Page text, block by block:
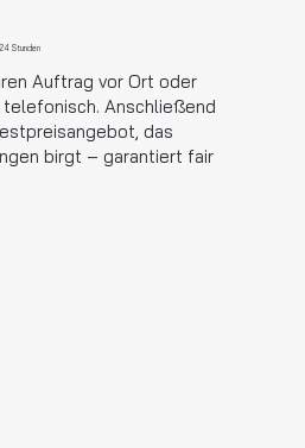
Stunden
Auftrag vor Ort oder
Anschließend
das
birgt – garantiert fair